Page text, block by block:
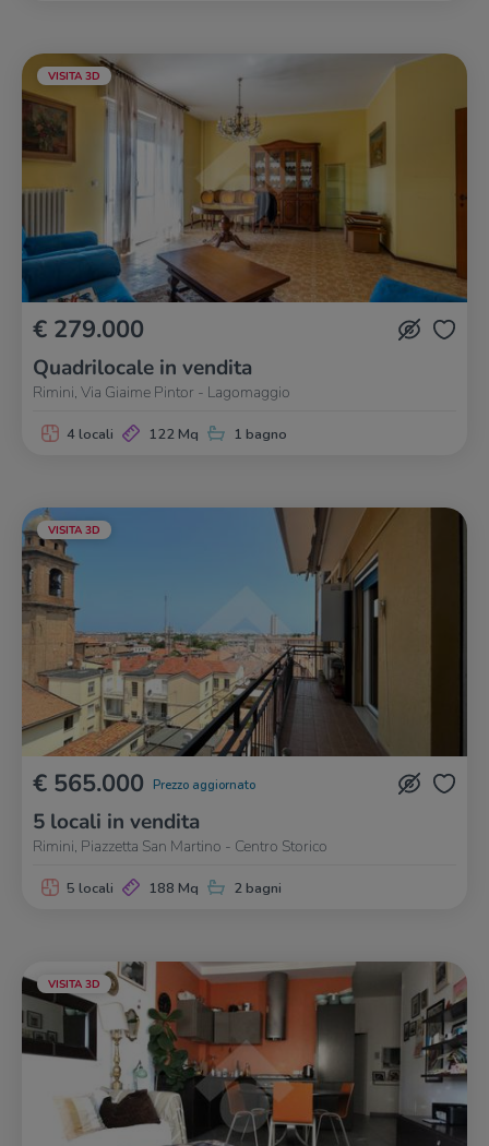
VISITA 3D
€ 279.000
Quadrilocale in vendita
Rimini, Via Giaime Pintor - Lagomaggio
4 locali 122 Mq 1 bagno
VISITA 3D
€ 565.000 Prezzo aggiornato
5 locali in vendita
Rimini, Piazzetta San Martino - Centro Storico
5 locali 188 Mq 2 bagni
VISITA 3D